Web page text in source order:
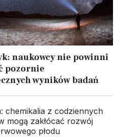
naukowcy nie powinni
pozornie
wyników badań
chemikalia z codziennych
mogą zakłócać rozwój
płodu